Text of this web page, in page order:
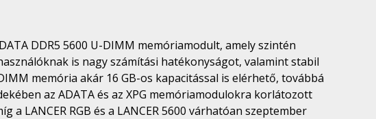
DDR5 5600 U-DIMM memóriamodult, amely szintén
is nagy számítási hatékonyságot, valamint stabil
memória akár 16 GB-os kapacitással is elérhető, továbbá
az ADATA és az XPG memóriamodulokra korlátozott
LANCER RGB és a LANCER 5600 várhatóan szeptember